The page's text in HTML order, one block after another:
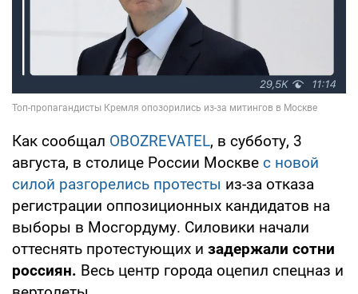
Как сообщал OBOZREVATEL, в субботу, 3
августа, в столице России Москве с новой
силой разгорелись протесты из-за отказа
регистрации оппозиционных кандидатов на
выборы в Мосгордуму. Силовики начали
оттеснять протестующих и задержали сотни
россиян. Весь центр города оцепил спецназ и